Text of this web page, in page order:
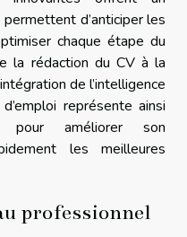
d’anticiper les
chaque étape du
la rédaction du CV à la
de l’intelligence
représente ainsi
pour améliorer son
les meilleures
professionnel